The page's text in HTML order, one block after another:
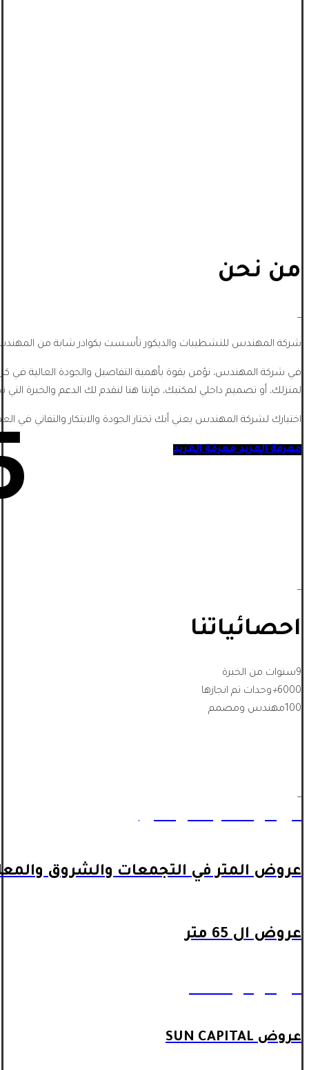
من نحن
_
شركة المهندس للتشطيبات والديكور تأسست بكوادر شابة من
في شركة المهندس، نؤمن بقوة بأهمية التفاصيل والجودة العالية
لمنزلك، أو تصميم داخلي لمكتبك، فإننا هنا لنقدم لك الدعم والخبرة التي
اختيارك لشركة المهندس يعني أنك تختار الجودة والابتكار والتفاني في
معرفة المزيدمعرفة المزيد
_
احصائياتنا
9سنوات من الخبرة
6000
+وحدات تم انجازها
100 مهندس ومصمم
_
عروض المتر داخل اكتوبر
عروض المتر في التجمعات والشروق
عروض ال 65 متر
عروض ال 90 متر
عروض SUN CAPITAL